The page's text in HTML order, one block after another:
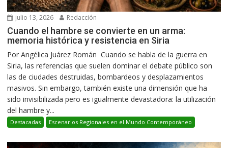
julio 13, 2026 Redacción
Cuando el hambre se convierte en un arma:
memoria histórica y resistencia en Siria
Por Angélica Juárez Román Cuando se habla de la guerra en
Siria, las referencias que suelen dominar el debate público son
las de ciudades destruidas, bombardeos y desplazamientos
masivos. Sin embargo, también existe una dimensión que ha
sido invisibilizada pero es igualmente devastadora: la utilización
del hambre y...
Destacadas Escenarios Regionales en el Mundo Contemporáneo